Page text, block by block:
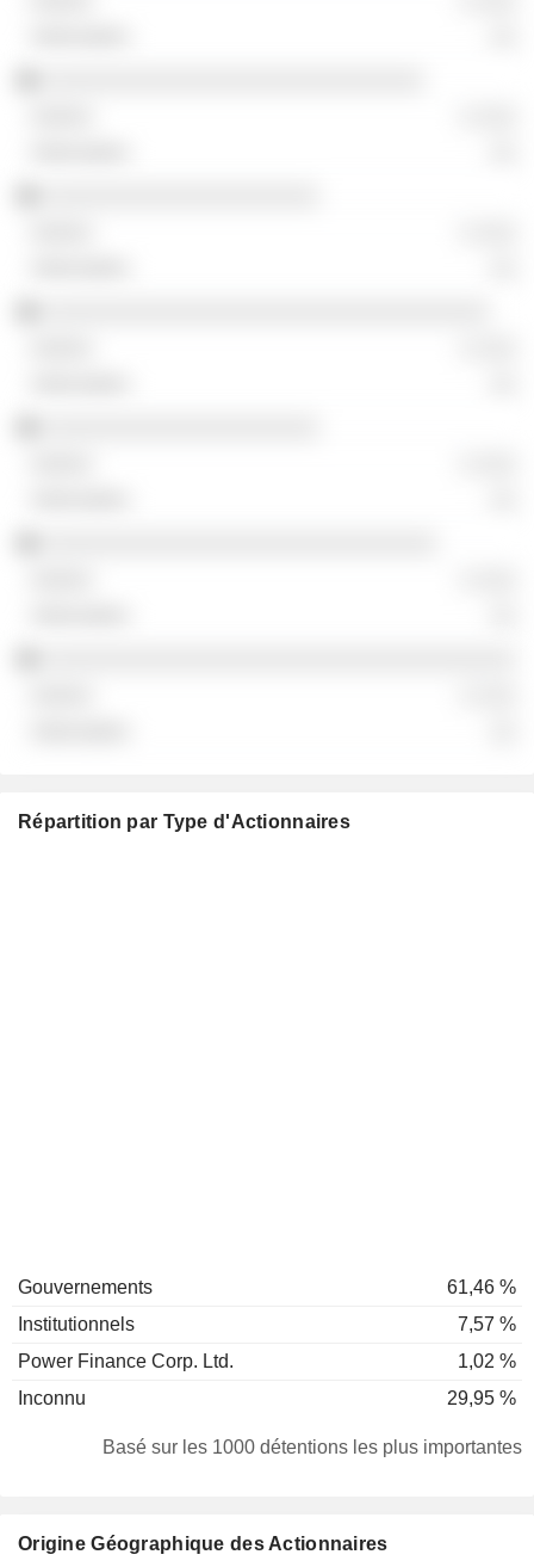
Répartition par Type d'Actionnaires
Gouvernements
61,46 %
Institutionnels
7,57 %
Power Finance Corp. Ltd.
1,02 %
Inconnu
29,95 %
Basé sur les 1000 détentions les plus importantes
Origine Géographique des Actionnaires